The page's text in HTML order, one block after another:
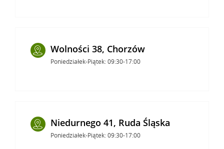
Wolności 38, Chorzów
Poniedziałek-Piątek: 09:30-17:00
Niedurnego 41, Ruda Śląska
Poniedziałek-Piątek: 09:30-17:00